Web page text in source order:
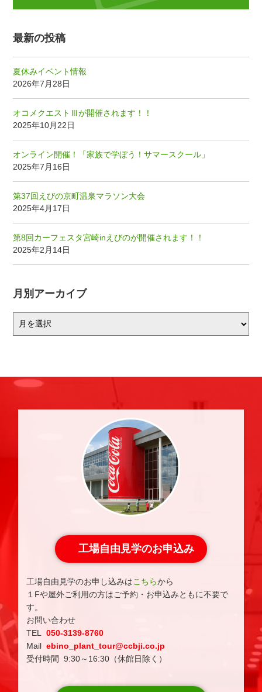
最新の投稿
夏休みイベント情報
2026年7月28日
オコメクエストⅢが開催されます！！
2025年10月22日
オンライン開催！「家族で学ぼう！サマースクール」
2025年7月16日
第37回えびの京町温泉マラソン大会
2025年4月17日
第8回カーフェスタ宮崎inえびのが開催されます！！
2025年2月14日
月別アーカイブ
工場自由見学のお申込み
工場自由見学のお申し込みはこちらから
１Fや屋外ご利用の方はご予約・お申込みともに不要で
す。
お問い合わせ
TEL 050-3139-8760
Mail ebino_plant_tour@ccbji.co.jp
受付時間 9:30～16:30（休館日除く）